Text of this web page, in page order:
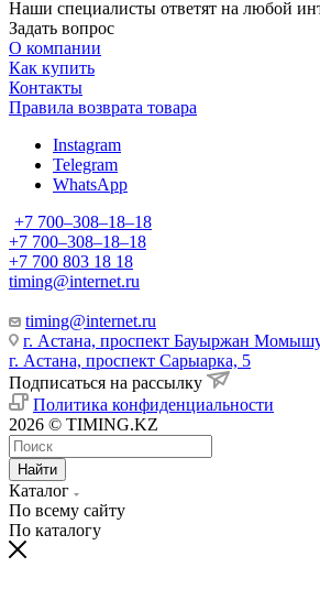
Наши специалисты ответят на любой
Задать вопрос
О компании
Как купить
Контакты
Правила возврата товара
Instagram
Telegram
WhatsApp
+7 700‒308‒18‒18
+7 700‒308‒18‒18
+7 700 803 18 18
timing@internet.ru
timing@internet.ru
г. Астана, проспект Бауыржан
г. Астана, проспект Сарыарка, 5
Подписаться на рассылку
Политика конфиденциальности
2026 © TIMING.KZ
Найти
Каталог
По всему сайту
По каталогу